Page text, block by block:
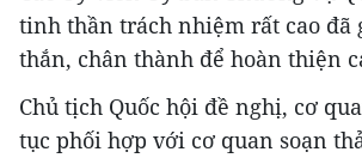
tinh thần trách nhiệm rất cao đã
thắn, chân thành để hoàn thiện
Chủ tịch Quốc hội đề nghị, cơ
tục phối hợp với cơ quan soạn